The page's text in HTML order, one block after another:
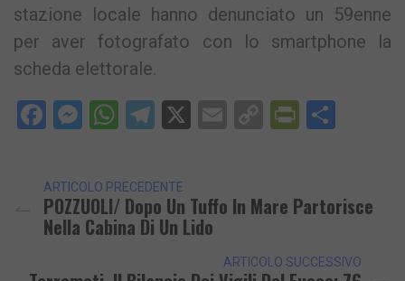
stazione locale hanno denunciato un 59enne
per aver fotografato con lo smartphone la
scheda elettorale.
Facebook
Messenger
WhatsApp
Telegram
X EmailCopy
ARTICOLO PRECEDENTE
POZZUOLI/ Dopo Un Tuffo In Mare Partorisce
Nella Cabina Di Un Lido
ARTICOLO SUCCESSIVO